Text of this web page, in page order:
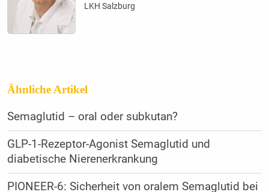
LKH Salzburg
Ähnliche Artikel
Semaglutid – oral oder subkutan?
GLP-1-Rezeptor-Agonist Semaglutid und
diabetische Nierenerkrankung
PIONEER-6: Sicherheit von oralem Semaglutid bei